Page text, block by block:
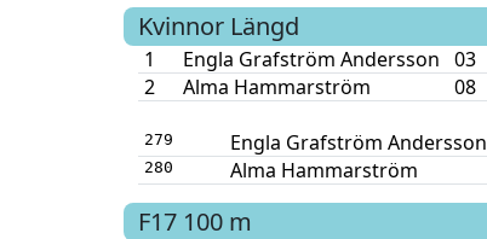
Kvinnor Längd
1
Engla Grafström Andersson 03
2 Alma Hammarström 08
279 Engla Grafström Andersson
280 Alma Hammarström
F17 100 m